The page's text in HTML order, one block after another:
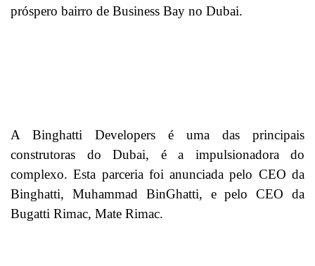
próspero bairro de Business Bay no Dubai.
A Binghatti Developers é uma das principais
construtoras do Dubai, é a impulsionadora do
complexo. Esta parceria foi anunciada pelo CEO da
Binghatti, Muhammad BinGhatti, e pelo CEO da
Bugatti Rimac, Mate Rimac.